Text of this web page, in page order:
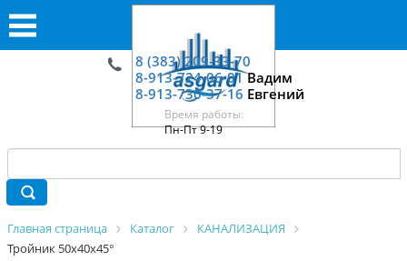
8 (383) 209-33-70
8-913-724-06-01Вадим
8-913-730-37-16 Евгений
Время работы:
Пн-Пт 9-19
Главная страница Каталог
КАНАЛИЗАЦИЯ
Тройник 50х40х45°